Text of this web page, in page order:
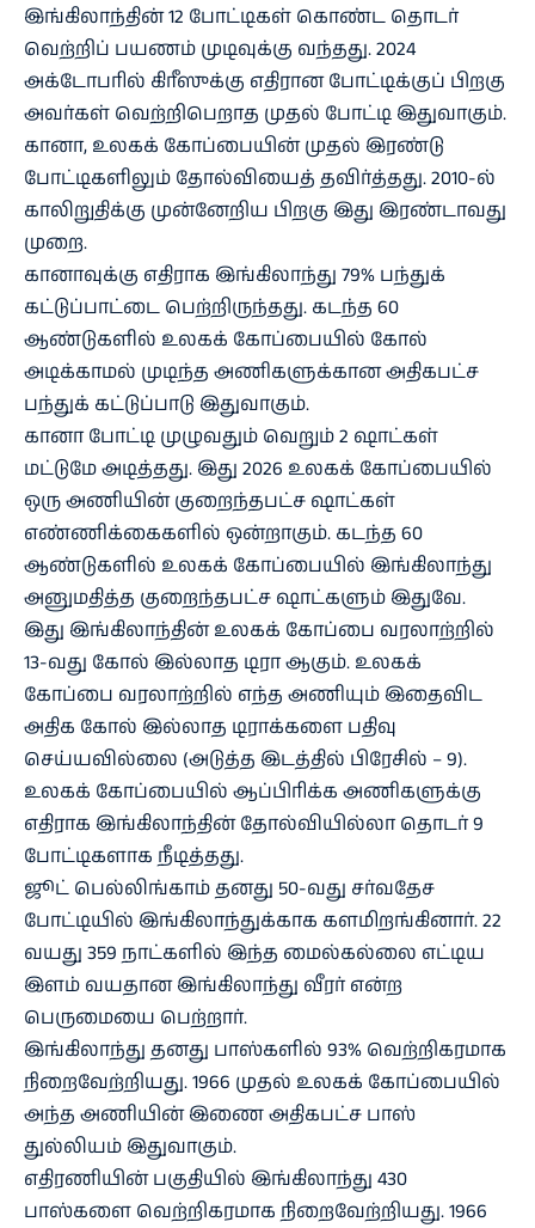
இங்கிலாந்தின் 12 போட்டிகள் கொண்ட தொடர்
வெற்றிப் பயணம் முடிவுக்கு வந்தது. 2024
அக்டோபரில் கிரீஸுக்கு எதிரான போட்டிக்குப் பிறகு
அவர்கள் வெற்றிபெறாத முதல் போட்டி இதுவாகும்.
கானா, உலகக் கோப்பையின் முதல் இரண்டு
போட்டிகளிலும் தோல்வியைத் தவிர்த்தது. 2010-ல்
காலிறுதிக்கு முன்னேறிய பிறகு இது இரண்டாவது
முறை.
கானாவுக்கு எதிராக இங்கிலாந்து 79% பந்துக்
கட்டுப்பாட்டை பெற்றிருந்தது. கடந்த 60
ஆண்டுகளில் உலகக் கோப்பையில் கோல்
அடிக்காமல் முடிந்த அணிகளுக்கான அதிகபட்ச
பந்துக் கட்டுப்பாடு இதுவாகும்.
கானா போட்டி முழுவதும் வெறும் 2 ஷாட்கள்
மட்டுமே அடித்தது. இது 2026 உலகக் கோப்பையில்
ஒரு அணியின் குறைந்தபட்ச ஷாட்கள்
எண்ணிக்கைகளில் ஒன்றாகும். கடந்த 60
ஆண்டுகளில் உலகக் கோப்பையில் இங்கிலாந்து
அனுமதித்த குறைந்தபட்ச ஷாட்களும் இதுவே.
இது இங்கிலாந்தின் உலகக் கோப்பை வரலாற்றில்
13-வது கோல் இல்லாத டிரா ஆகும். உலகக்
கோப்பை வரலாற்றில் எந்த அணியும் இதைவிட
அதிக கோல் இல்லாத டிராக்களை பதிவு
செய்யவில்லை (அடுத்த இடத்தில் பிரேசில் – 9).
உலகக் கோப்பையில் ஆப்பிரிக்க அணிகளுக்கு
எதிராக இங்கிலாந்தின் தோல்வியில்லா தொடர் 9
போட்டிகளாக நீடித்தது.
ஜூட் பெல்லிங்காம் தனது 50-வது சர்வதேச
போட்டியில் இங்கிலாந்துக்காக களமிறங்கினார். 22
வயது 359 நாட்களில் இந்த மைல்கல்லை எட்டிய
இளம் வயதான இங்கிலாந்து வீரர் என்ற
பெருமையை பெற்றார்.
இங்கிலாந்து தனது பாஸ்களில் 93% வெற்றிகரமாக
நிறைவேற்றியது. 1966 முதல் உலகக் கோப்பையில்
அந்த அணியின் இணை அதிகபட்ச பாஸ்
துல்லியம் இதுவாகும்.
எதிரணியின் பகுதியில் இங்கிலாந்து 430
பாஸ்களை வெற்றிகரமாக நிறைவேற்றியது. 1966